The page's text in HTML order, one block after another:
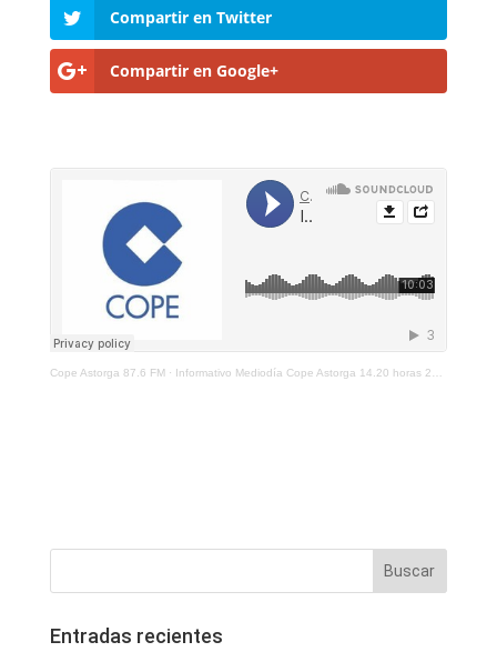
Compartir en Twitter
Compartir en Google+
Cope Astorga 87.6 FM· Informativo Mediodía Cope Astorga 14.20 horas 23 de marzo de 2021
Entradas recientes